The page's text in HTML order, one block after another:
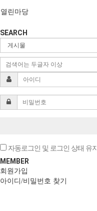
열린마당
SEARCH
자동로그인 및 로그인 상태 유지
MEMBER
회원가입
아이디/비밀번호 찾기